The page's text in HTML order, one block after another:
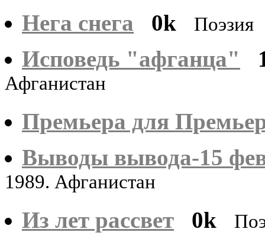
Нега снега
0k Поэзия
Исповедь "афганца"
Афганистан
Премьера для
Выводы вывода-15
1989. Афганистан
Из лет рассвет
0k